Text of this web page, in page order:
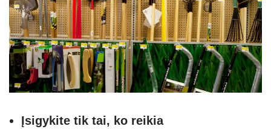
Įsigykite tik tai, ko reikia